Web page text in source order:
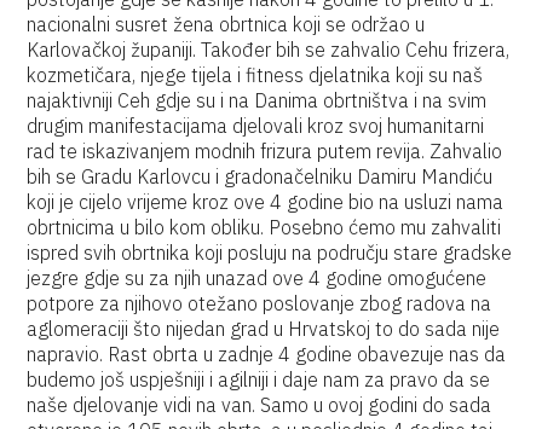
nacionalni susret žena obrtnica koji se održao u
Karlovačkoj županiji. Također bih se zahvalio Cehu frizera,
kozmetičara, njege tijela i fitness djelatnika koji su naš
najaktivniji Ceh gdje su i na Danima obrtništva i na svim
drugim manifestacijama djelovali kroz svoj humanitarni
rad te iskazivanjem modnih frizura putem revija. Zahvalio
bih se Gradu Karlovcu i gradonačelniku Damiru Mandiću
koji je cijelo vrijeme kroz ove 4 godine bio na usluzi nama
obrtnicima u bilo kom obliku. Posebno ćemo mu zahvaliti
ispred svih obrtnika koji posluju na području stare gradske
jezgre gdje su za njih unazad ove 4 godine omogućene
potpore za njihovo otežano poslovanje zbog radova na
aglomeraciji što nijedan grad u Hrvatskoj to do sada nije
napravio. Rast obrta u zadnje 4 godine obavezuje nas da
budemo još uspješniji i agilniji i daje nam za pravo da se
naše djelovanje vidi na van. Samo u ovoj godini do sada